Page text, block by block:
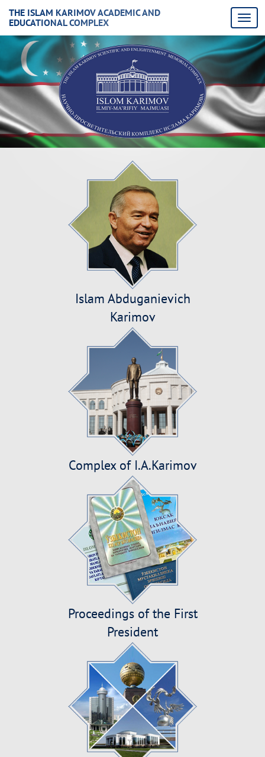
THE ISLAM KARIMOV ACADEMIC AND
EDUCATIONAL COMPLEX
Islam Abduganievich
Karimov
Complex of I.А.Karimov
Proceedings of the First
President